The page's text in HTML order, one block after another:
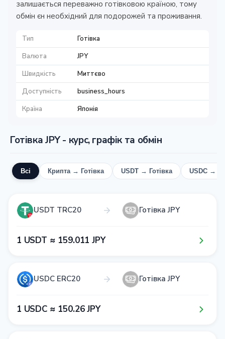
залишається переважно готівковою країною, тому
обмін єн необхідний для подорожей та проживання.
Тип
Готівка
Валюта
JPY
Швидкість
Миттєво
Доступність
business_hours
Країна
Японія
Готівка JPY - курс, графік та обмін
Всі Крипта → Готівка USDT → Готівка USDC →
USDT TRC20 Готівка JPY
1​ USDT ≈ 1​5​9​.0​1​1​ JPY
USDC ERC20 Готівка JPY
1​ USDC ≈ 1​5​0​.2​6​ JPY